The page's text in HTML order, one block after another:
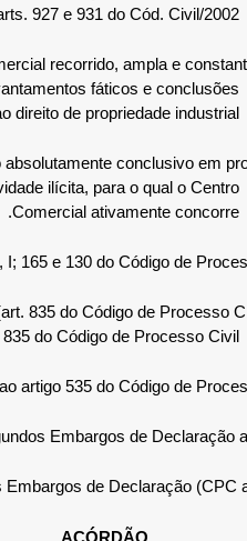
927 e 931 do Cód. Civil/2002.
recorrido, ampla e
fáticos e conclusões
de propriedade industrial.
conclusivo em
ilícita, para o qual o Centro
Comercial ativamente concorre.
165 e 130 do Código de
835 do Código de Processo
do Código de Processo Civil.
artigo 535 do Código de
Embargos de Declaração
de Declaração (CPC